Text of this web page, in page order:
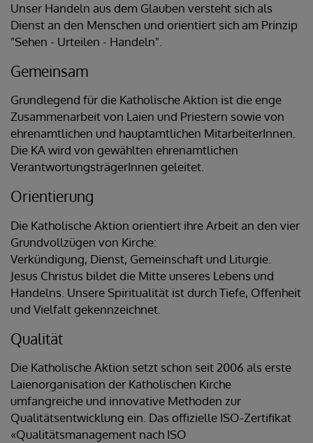
Unser Handeln aus dem Glauben versteht sich als
Dienst an den Menschen und orientiert sich am Prinzip
"Sehen - Urteilen - Handeln".
Gemeinsam
Grundlegend für die Katholische Aktion ist die enge
Zusammenarbeit von Laien und Priestern sowie von
ehrenamtlichen und hauptamtlichen MitarbeiterInnen.
Die KA wird von gewählten ehrenamtlichen
VerantwortungsträgerInnen geleitet.
Orientierung
Die Katholische Aktion orientiert ihre Arbeit an den vier
Grundvollzügen von Kirche:
Verkündigung, Dienst, Gemeinschaft und Liturgie.
Jesus Christus bildet die Mitte unseres Lebens und
Handelns. Unsere Spiritualität ist durch Tiefe, Offenheit
und Vielfalt gekennzeichnet.
Qualität
Die Katholische Aktion setzt schon seit 2006 als erste
Laienorganisation der Katholischen Kirche
umfangreiche und innovative Methoden zur
Qualitätsentwicklung ein. Das offizielle ISO-Zertifikat
«Qualitätsmanagement nach ISO